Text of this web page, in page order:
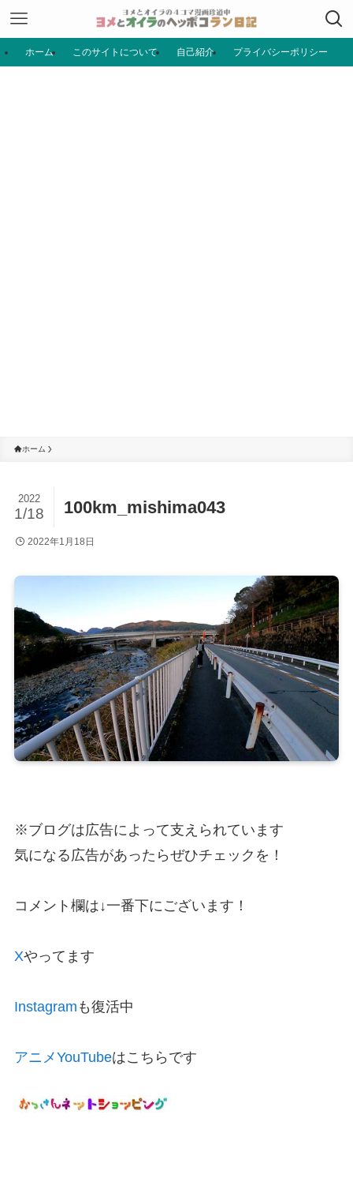
ホーム このサイトについて 自己紹介 プライバシーポリシー
ホーム
100km_mishima043
2022
1/18
2022年1月18日
※ブログは広告によって支えられています
気になる広告があったらぜひチェックを！
コメント欄は↓一番下にございます！
Xやってます
Instagram も復活中
アニメYouTubeはこちらです